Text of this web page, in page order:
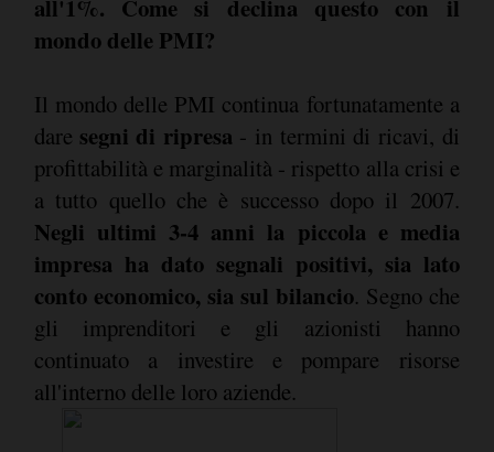
all'1%. Come si declina questo con il
mondo delle PMI?
Il mondo delle PMI continua fortunatamente a
dare segni di ripresa - in termini di ricavi, di
profittabilità e marginalità - rispetto alla crisi e
a tutto quello che è successo dopo il 2007.
Negli ultimi 3-4 anni la piccola e media
impresa ha dato segnali positivi, sia lato
conto economico, sia sul bilancio. Segno che
gli imprenditori e gli azionisti hanno
continuato a investire e pompare risorse
all'interno delle loro aziende.